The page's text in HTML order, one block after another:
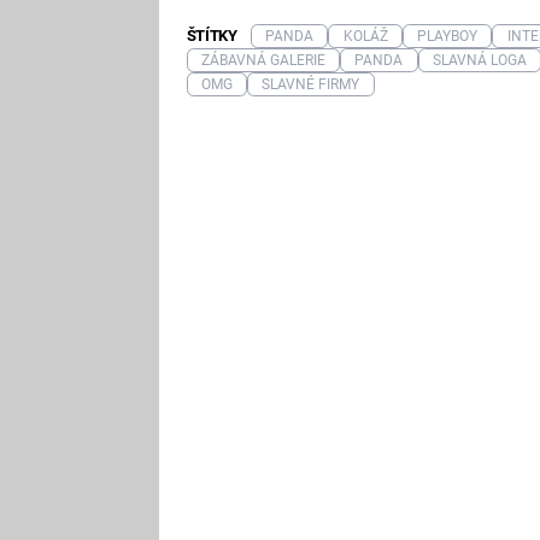
ŠTÍTKY PANDA KOLÁŽ PLAYBOY
ZÁBAVNÁ GALERIE
PANDA
SLAVNÁ LOGA
OMG
SLAVNÉ FIRMY